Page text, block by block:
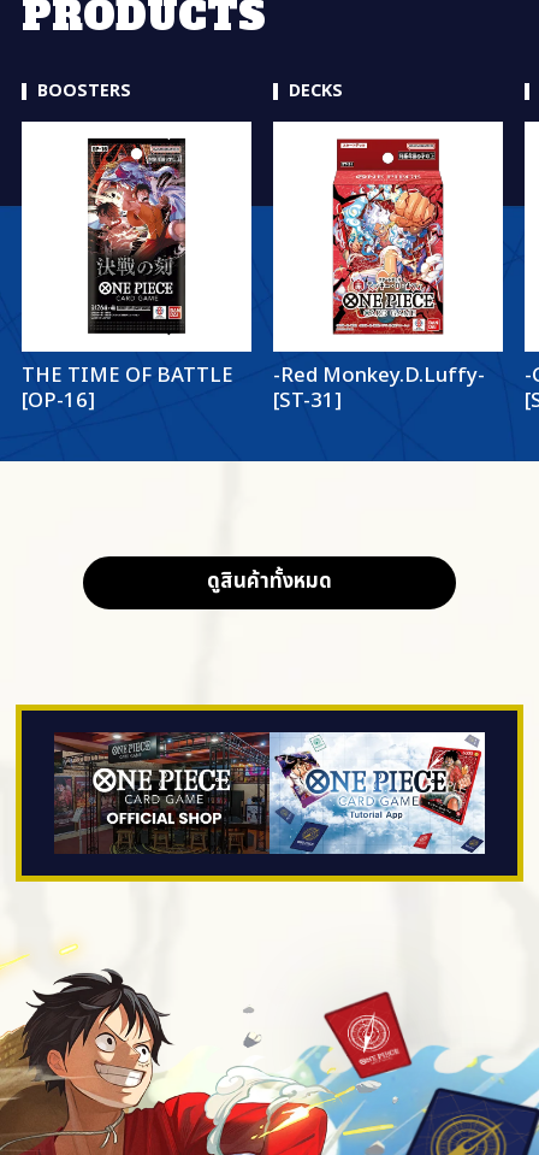
PRODUCTS
BOOSTERS
THE TIME OF BATTLE
[OP-16]
DECKS
-Red Monkey.D.Luffy-
[ST-31]
-
ดูสินค้าทั้งหมด